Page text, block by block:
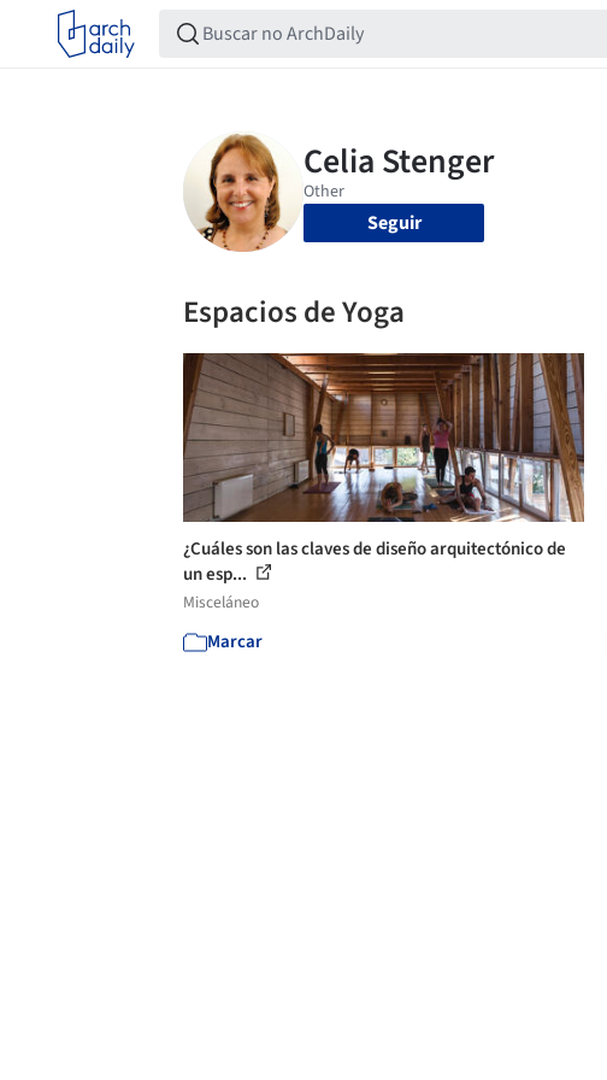
Seguir
Espacios de Yoga
¿Cuáles son las claves de diseño arquitectónico de
un esp...
Misceláneo
Marcar